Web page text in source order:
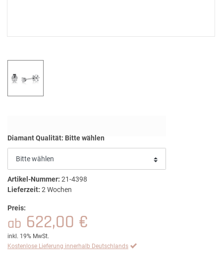
Diamant Qualität: Bitte wählen
Artikel-Nummer: 21-4398
Lieferzeit: 2 Wochen
Preis:
ab 622,00 €
inkl. 19% MwSt.
Kostenlose Lieferung innerhalb Deutschlands